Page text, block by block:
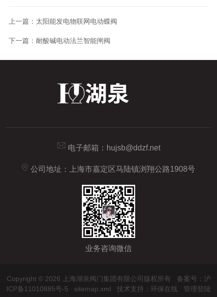
上一篇： 太阳能发电物联网电动蝶阀
下一篇： 耐酸碱电动法兰智能闸阀
电子邮箱： hujsb@ddzf.net
公司地址：上海市嘉定区马陆镇浏翔公路1908号
业务咨询微信
Copyright © 2026 上海湖泉阀门集团有限公司版权所有 备案号：沪
ICP备11010885号-5
sitemap.xml 技术支持： 环保在线 管理登陆